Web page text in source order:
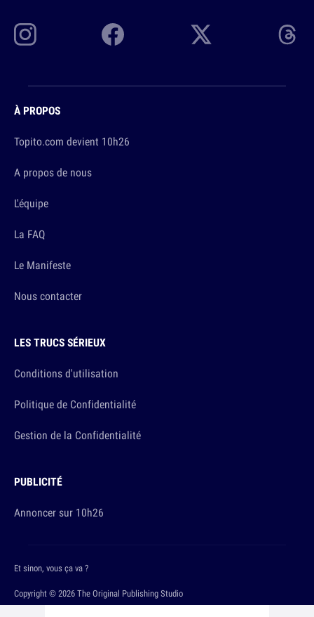
À PROPOS
Topito.com devient 10h26
A propos de nous
L'équipe
La FAQ
Le Manifeste
Nous contacter
LES TRUCS SÉRIEUX
Conditions d'utilisation
Politique de Confidentialité
Gestion de la Confidentialité
PUBLICITÉ
Annoncer sur 10h26
Copyright © 2026 The Original Publishing Studio
Et sinon, vous ça va ?